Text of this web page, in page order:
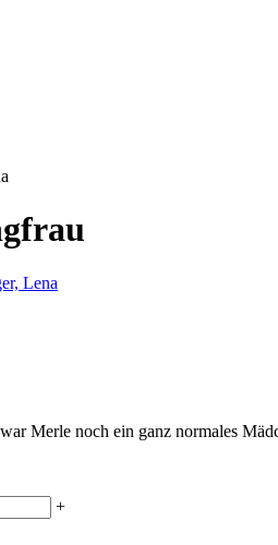
Lena
Merle noch ein ganz normales
+